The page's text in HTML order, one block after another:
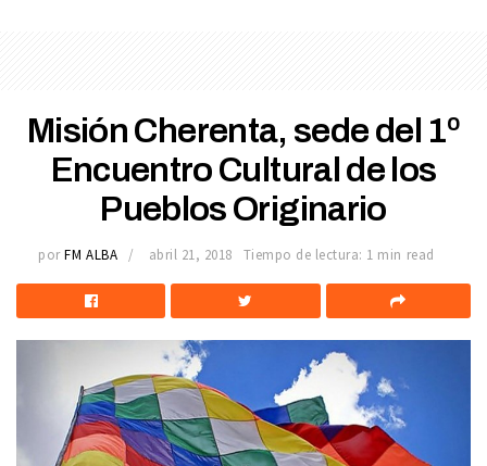
Misión Cherenta, sede del 1º
Encuentro Cultural de los
Pueblos Originario
por FM ALBA abril 21, 2018 Tiempo de lectura: 1 min read